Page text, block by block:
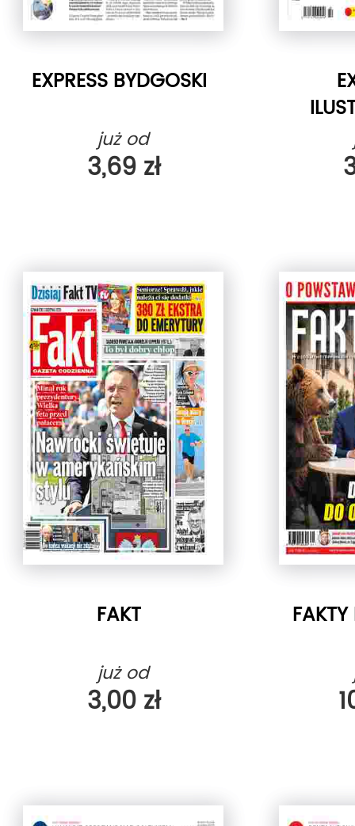
EXPRESS BYDGOSKI
już od
3,69 zł
FAKT
już od
3,00 zł